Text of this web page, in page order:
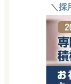
＼採